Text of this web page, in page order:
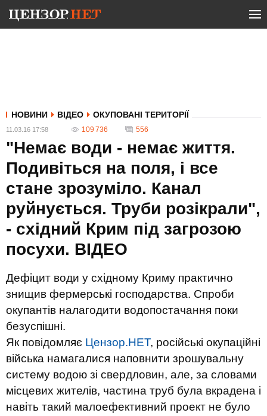
НОВИНИ ВІДЕО ОКУПОВАНІ ТЕРИТОРІЇ
11.03.16 17:58 109 736 556
"Немає води - немає життя.
Подивіться на поля, і все
стане зрозуміло. Канал
руйнується. Труби розікрали",
- східний Крим під загрозою
посухи. ВІДЕО
Дефіцит води у східному Криму практично
знищив фермерські господарства. Спроби
окупантів налагодити водопостачання поки
безуспішні.
Як повідомляє Цензор.НЕТ, російські окупаційні
війська намагалися наповнити зрошувальну
систему водою зі свердловин, але, за словами
місцевих жителів, частина труб була вкрадена і
навіть такий малоефективний проект не було